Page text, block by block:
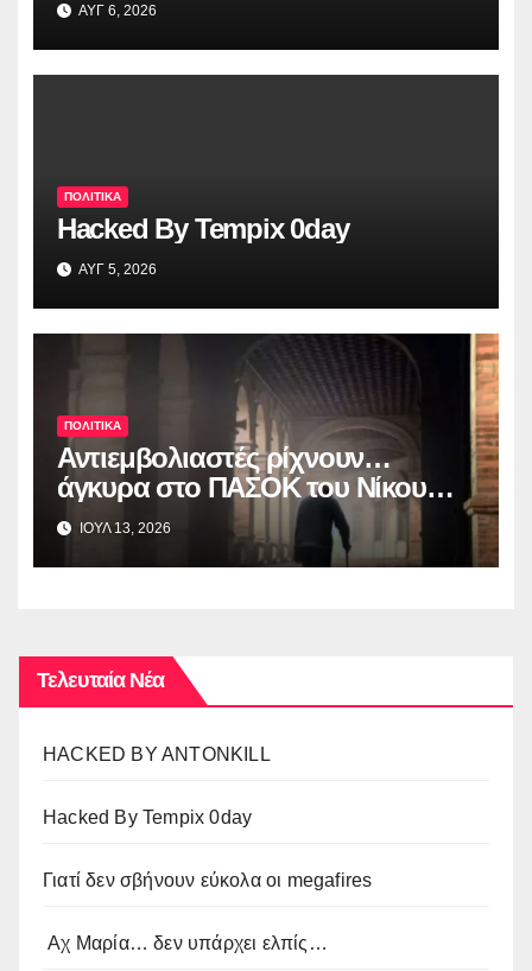
ΑΥΓ 6, 2026
ΠΟΛΙΤΙΚΑ
Hacked By Tempix 0day
ΑΥΓ 5, 2026
ΠΟΛΙΤΙΚΑ
Αντιεμβολιαστές ρίχνουν…
άγκυρα στο ΠΑΣΟΚ του Nίκου
Ανδρουλάκη
ΙΟΥΛ 13, 2026
Τελευταία Νέα
HACKED BY ANTONKILL
Hacked By Tempix 0day
Γιατί δεν σβήνουν εύκολα οι megafires
Αχ Μαρία… δεν υπάρχει ελπίς…